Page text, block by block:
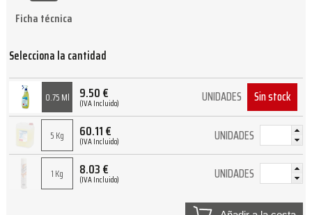
Selecciona la cantidad
0.75 Ml 9.50€
(IVA Incluido) UNIDADES Sin stock
5 Kg 60.11€
(IVA Incluido) UNIDADES
1 Kg 8.03€
(IVA Incluido) UNIDADES
Ficha técnica